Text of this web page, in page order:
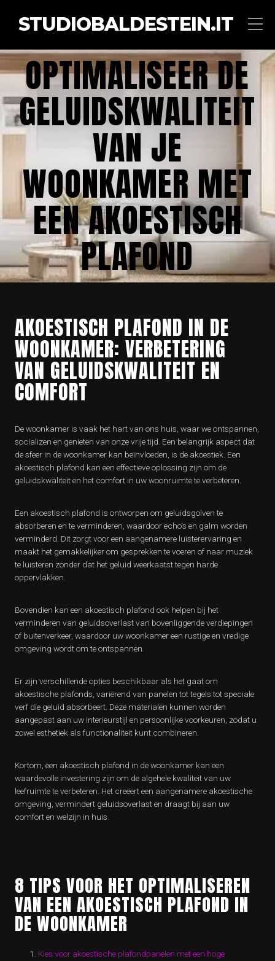
STUDIOBALDESTEIN.IT
OPTIMALISEER DE
GELUIDSKWALITEIT
VAN JE
WOONKAMER MET
EEN AKOESTISCH
PLAFOND
AKOESTISCH PLAFOND IN DE
WOONKAMER: VERBETERING
VAN GELUIDSKWALITEIT EN
COMFORT
De woonkamer is vaak het hart van ons huis, waar we ontspannen,
socializen en genieten van onze vrije tijd. Een belangrijk aspect dat
de sfeer in de woonkamer kan beïnvloeden, is de akoestiek. Een
akoestisch plafond kan een effectieve oplossing zijn om de
geluidskwaliteit en het comfort in uw woonruimte te verbeteren.
Een akoestisch plafond is ontworpen om geluidsgolven te
absorberen en te verminderen, waardoor echo’s en galm worden
verminderd. Dit zorgt voor een aangenamere luisterervaring en
maakt het gemakkelijker om gesprekken te voeren of naar muziek
te luisteren zonder dat het geluid weerkaatst tegen harde
oppervlakken.
Bovendien kan een akoestisch plafond ook helpen bij het
verminderen van geluidsoverlast van bovenliggende verdiepingen
of buitenverkeer, waardoor uw woonkamer een rustige en vredige
omgeving wordt om te ontspannen.
Er zijn verschillende opties beschikbaar als het gaat om
akoestische plafonds, variërend van panelen tot tegels tot speciale
verf die geluid absorbeert. Deze materialen kunnen worden
aangepast aan uw interieurstijl en persoonlijke voorkeuren, zodat u
zowel esthetiek als functionaliteit kunt combineren.
Kortom, een akoestisch plafond in de woonkamer kan een
waardevolle investering zijn om de algehele kwaliteit van uw
leefruimte te verbeteren. Het creëert een aangenamere akoestische
omgeving, vermindert geluidsoverlast en draagt bij aan uw
comfort en welzijn in huis.
8 TIPS VOOR HET OPTIMALISEREN
VAN EEN AKOESTISCH PLAFOND IN
DE WOONKAMER
Kies voor akoestische plafondpanelen met een hoge